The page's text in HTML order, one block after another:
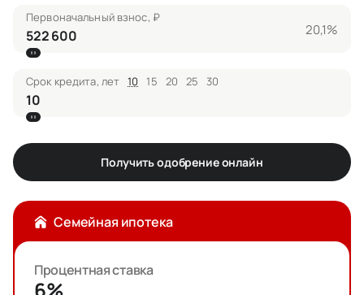
Первоначальный взнос, ₽
20,1%
Срок кредита, лет 10 15 20 25 30
Получить одобрение онлайн
Семейная ипотека
Процентная ставка